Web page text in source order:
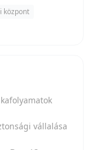
központ
vállalása